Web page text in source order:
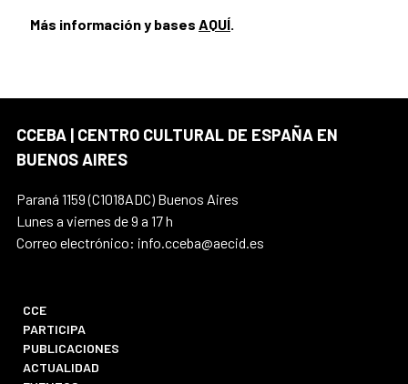
Más información y bases AQUÍ.
CCEBA | CENTRO CULTURAL DE ESPAÑA EN
BUENOS AIRES
Paraná 1159 (C1018ADC) Buenos Aires
Lunes a viernes de 9 a 17 h
Correo electrónico: info.cceba@aecid.es
CCE
PARTICIPA
PUBLICACIONES
ACTUALIDAD